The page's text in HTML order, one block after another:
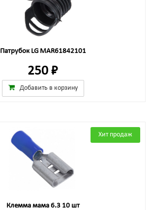
Патрубок LG MAR61842101
250 ₽
Добавить в корзину
Хит продаж
Клемма мама 6.3 10 шт